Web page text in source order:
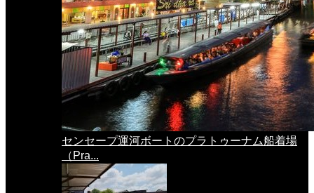
センセープ運河ボートのプラトゥーナム船着場
（Pra...